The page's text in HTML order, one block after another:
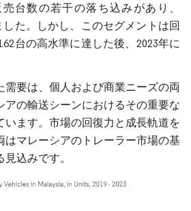
台数の若干の落ち込みがあり、
した。しかし、このセグメントは回
台の高水準に達した後、2023年に
需要は、個人および商業ニーズの両
アの輸送シーンにおけるその重要な
います。市場の回復力と成長軌道を
はマレーシアのトレーラー市場の基
込みです。